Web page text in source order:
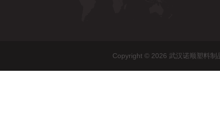
Copyright © 2026 武汉诺顺塑料